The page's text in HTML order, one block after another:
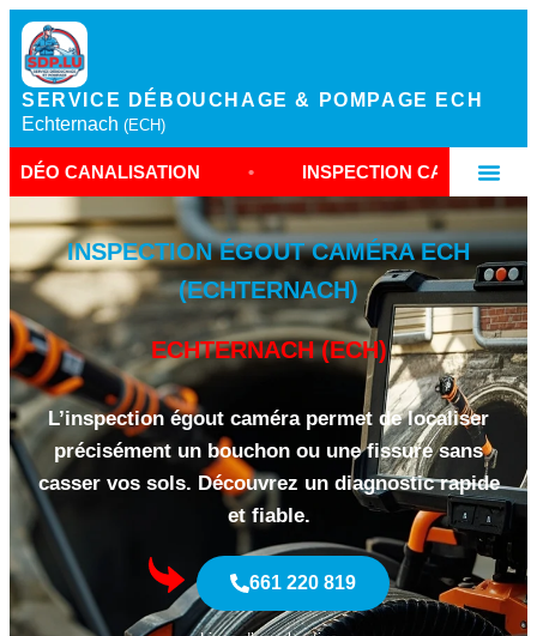
SERVICE DÉBOUCHAGE & POMPAGE ECH
Echternach (ECH)
• INSPECTION CAMÉRA ECHTERNACH
INSPECTION ÉGOUT CAMÉRA ECH
(ECHTERNACH)
ECHTERNACH (ECH)
L’inspection égout caméra permet de localiser
précisément un bouchon ou une fissure sans
casser vos sols. Découvrez un diagnostic rapide
et fiable.
661 220 819